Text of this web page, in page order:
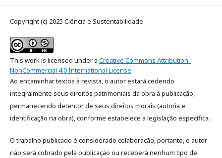
Copyright (c) 2025 Ciência e Sustentabilidade
This work is licensed under a Creative Commons Attribution-
NonCommercial 4.0 International License.
Ao encaminhar textos à revista, o autor estará cedendo
integralmente seus direitos patrimoniais da obra à publicação,
permanecendo detentor de seus direitos morais (autoria e
identificação na obra), conforme estabelece a legislação especí­fica.
O trabalho publicado é considerado colaboração, portanto, o autor
não será cobrado pela publicação ou receberá nenhum tipo de